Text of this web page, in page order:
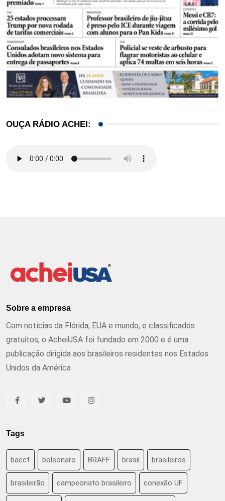
OUÇA RÁDIO ACHEI:
Sobre a empresa
Com notícias da Flórida, EUA e mundo, e classificados
gratuitos, o AcheiUSA foi fundado em 2000 e é uma
publicação dirigida aos brasileiros residentes nos Estados
Unidos da América
Tags
baccf bolsonaro BRAFF brasil brasileiros
brasileirão campeonato brasileiro conexão UF